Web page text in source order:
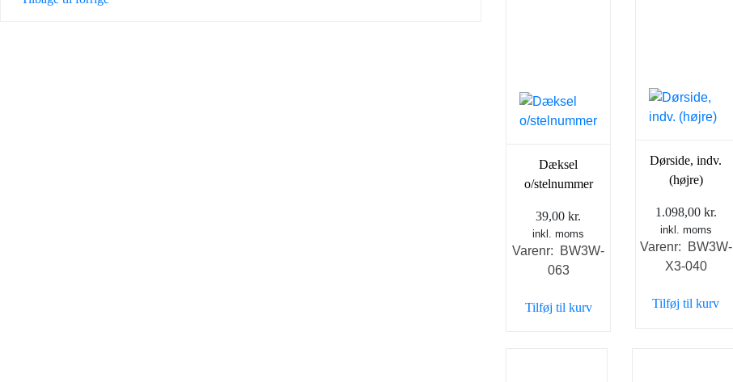
Dæksel
o/stelnummer
39,00 kr.
inkl. moms
Varenr: BW3W-
063
Tilføj til kurv
Dørside, indv.
(højre)
1.098,00 kr.
inkl. moms
Varenr: BW3W-
X3-040
Tilføj til kurv